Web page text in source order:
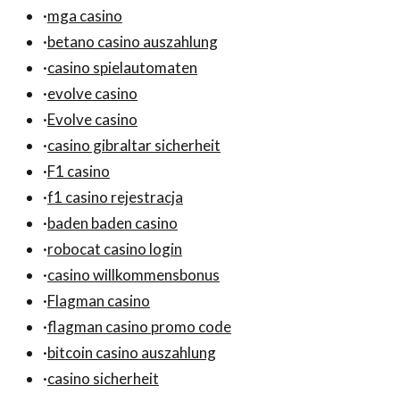
·mga casino
·betano casino auszahlung
·casino spielautomaten
·evolve casino
·Evolve casino
·casino gibraltar sicherheit
·F1 casino
·f1 casino rejestracja
·baden baden casino
·robocat casino login
·casino willkommensbonus
·Flagman casino
·flagman casino promo code
·bitcoin casino auszahlung
·casino sicherheit